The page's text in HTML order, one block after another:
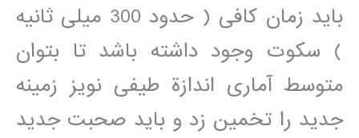
بايد زمان کافی ( حدود 300 ميلی ثانيه
) سکوت وجود داشته باشد تا بتوان
متوسط آماری اندازة طيفی نويز زمينه
جديد را تخمين زد و بايد صحبت جديد